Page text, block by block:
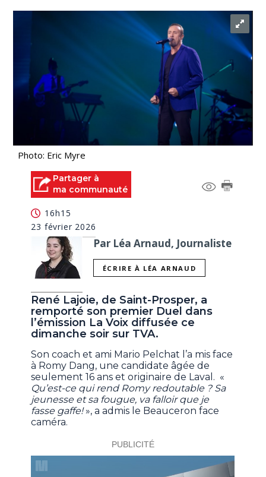
Photo: Eric Myre
Partager à
ma communauté
16h15
23 février 2026
Par Léa Arnaud, Journaliste
ÉCRIRE À LÉA ARNAUD
René Lajoie, de Saint-Prosper, a
remporté son premier Duel dans
l’émission La Voix diffusée ce
dimanche soir sur TVA.
Son coach et ami Mario Pelchat l’a mis face
à Romy Dang, une candidate âgée de
seulement 16 ans et originaire de Laval. «
Qu’est-ce qui rend Romy redoutable ? Sa
jeunesse et sa fougue, va falloir que je
fasse gaffe!», a admis le Beauceron face
caméra.